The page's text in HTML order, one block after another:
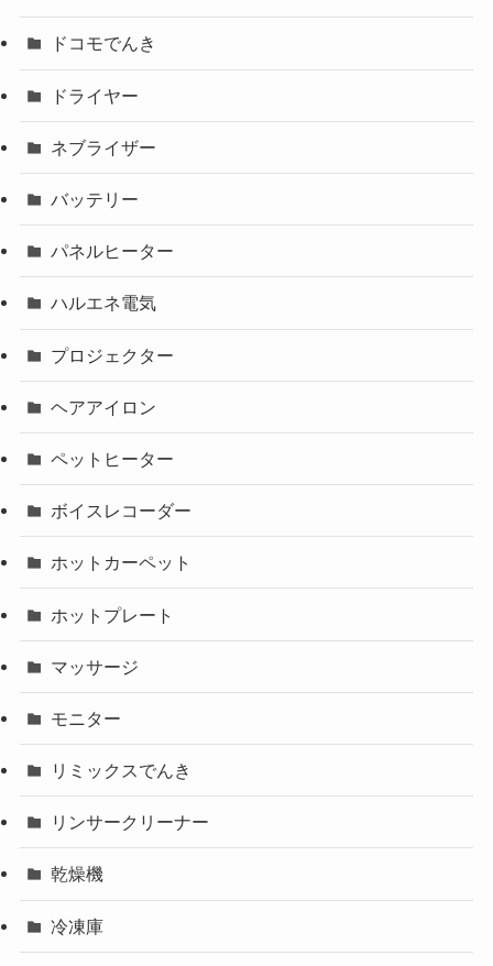
ドコモでんき
ドライヤー
ネブライザー
バッテリー
パネルヒーター
ハルエネ電気
プロジェクター
ヘアアイロン
ペットヒーター
ボイスレコーダー
ホットカーペット
ホットプレート
マッサージ
モニター
リミックスでんき
リンサークリーナー
乾燥機
冷凍庫